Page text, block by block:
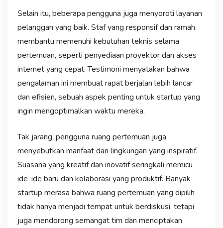
Selain itu, beberapa pengguna juga menyoroti layanan
pelanggan yang baik. Staf yang responsif dan ramah
membantu memenuhi kebutuhan teknis selama
pertemuan, seperti penyediaan proyektor dan akses
internet yang cepat. Testimoni menyatakan bahwa
pengalaman ini membuat rapat berjalan lebih lancar
dan efisien, sebuah aspek penting untuk startup yang
ingin mengoptimalkan waktu mereka.
Tak jarang, pengguna ruang pertemuan juga
menyebutkan manfaat dari lingkungan yang inspiratif.
Suasana yang kreatif dan inovatif seringkali memicu
ide-ide baru dan kolaborasi yang produktif. Banyak
startup merasa bahwa ruang pertemuan yang dipilih
tidak hanya menjadi tempat untuk berdiskusi, tetapi
juga mendorong semangat tim dan menciptakan